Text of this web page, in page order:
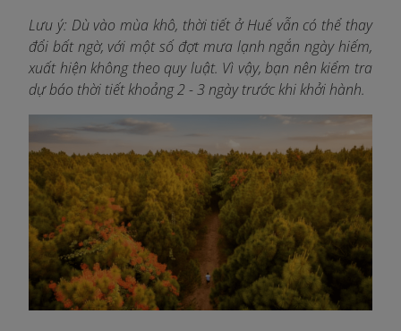
Lưu ý: Dù vào mùa khô, thời tiết ở Huế vẫn có thể thay
đổi bất ngờ, với một số đợt mưa lạnh ngắn ngày hiếm,
xuất hiện không theo quy luật. Vì vậy, bạn nên kiểm tra
dự báo thời tiết khoảng 2 - 3 ngày trước khi khởi hành.